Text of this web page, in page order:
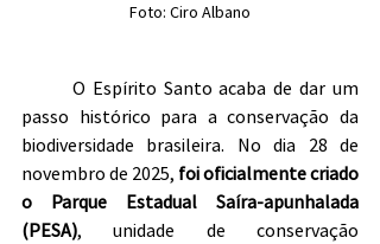
Foto: Ciro Albano
passo histórico para a conservação da
biodiversidade brasileira. No dia 28 de
novembro de 2025, foi oficialmente criado
o Parque Estadual Saíra-apunhalada
(PESA), unidade de conservação